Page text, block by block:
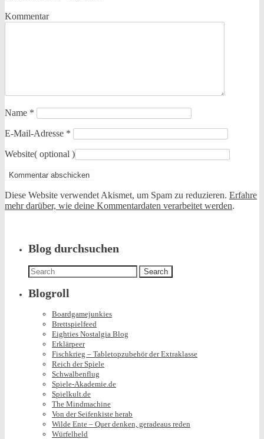
Kommentar
Name *
E-Mail-Adresse *
Website( optional )
Diese Website verwendet Akismet, um Spam zu reduzieren. Erfahre
mehr darüber, wie deine Kommentardaten verarbeitet werden.
Blog durchsuchen
Search
for:
Blogroll
Boardgamejunkies
Brettspielfeed
Eighties Nostalgia Blog
Erklärpeer
Fischkrieg – Tabletopzubehör der Extraklasse
Reich der Spiele
Schwalbenflug
Spiele-Akademie.de
Spielkult.de
The Mindmachine
Von der Seifenkiste herab
Wilde Ente – Quer denken, geradeaus reden
Würfelheld